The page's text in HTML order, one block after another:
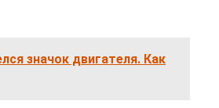
значок двигателя. Как